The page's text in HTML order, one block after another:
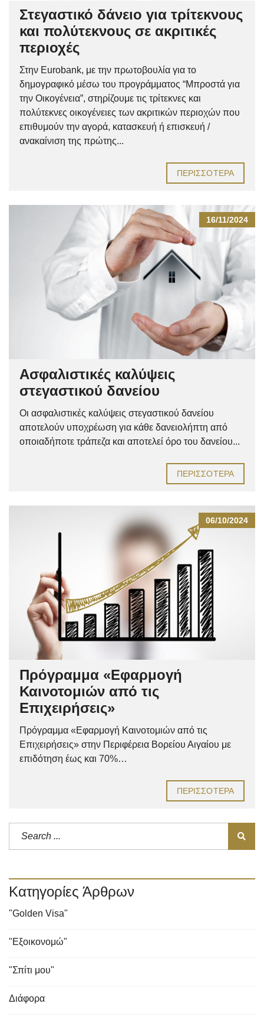
Στεγαστικό δάνειο για τρίτεκνους
και πολύτεκνους σε ακριτικές
περιοχές
Στην Eurobank, με την πρωτοβουλία για το
δημογραφικό μέσω του προγράμματος “Μπροστά για
την Οικογένεια”, στηρίζουμε τις τρίτεκνες και
πολύτεκνες οικογένειες των ακριτικών περιοχών που
επιθυμούν την αγορά, κατασκευή ή επισκευή /
ανακαίνιση της πρώτης...
ΠΕΡΙΣΣΌΤΕΡΑ
16/11/2024
Ασφαλιστικές καλύψεις
στεγαστικού δανείου
Οι ασφαλιστικές καλύψεις στεγαστικού δανείου
αποτελούν υποχρέωση για κάθε δανειολήπτη από
οποιαδήποτε τράπεζα και αποτελεί όρο του δανείου...
ΠΕΡΙΣΣΌΤΕΡΑ
06/10/2024
Πρόγραμμα «Εφαρμογή
Καινοτομιών από τις
Επιχειρήσεις»
Πρόγραμμα «Εφαρμογή Καινοτομιών από τις
Επιχειρήσεις» στην Περιφέρεια Βορείου Αιγαίου με
επιδότηση έως και 70%…
ΠΕΡΙΣΣΌΤΕΡΑ
Κατηγορίες Άρθρων
"Golden Visa"
"Εξοικονομώ"
"Σπίτι μου"
Διάφορα